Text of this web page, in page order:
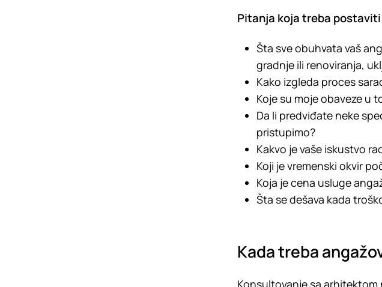
Pitanja koja treba
Šta sve obuhvata vaš
gradnje ili renoviranja,
Kako izgleda proces
Koje su moje obaveze u
Da li predviđate neke
pristupimo?
Kakvo je vaše iskustvo
Koji je vremenski okvir
Koja je cena usluge
Šta se dešava kada
Kada treba
Konsultovanje sa arhitektom